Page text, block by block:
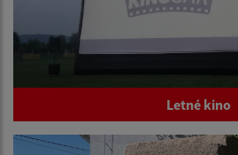
Letné kino